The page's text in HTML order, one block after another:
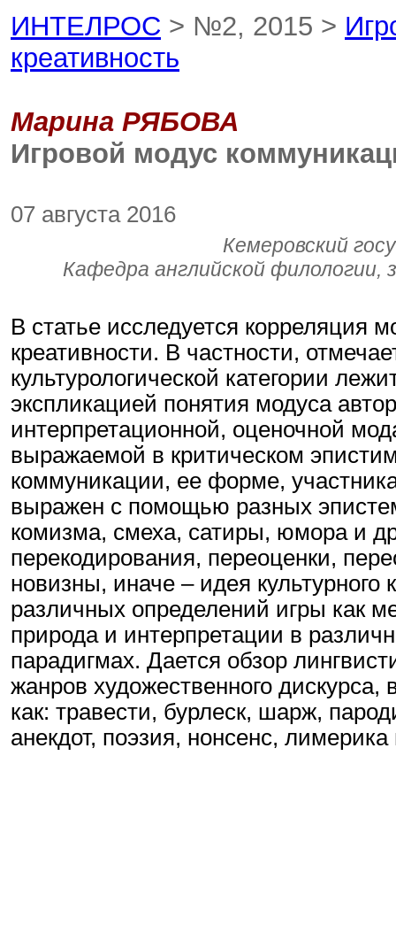
ИНТЕЛРОС > №2, 2015 >
креативность
Марина РЯБОВА
Игровой модус
07 августа 2016
Кемеровский
Кафедра английской филологии,
В статье исследуется корреляция
креативности. В частности,
культурологической категории
экспликацией понятия модуса
интерпретационной, оценочной
выражаемой в критическом
коммуникации, ее форме,
выражен с помощью разных
комизма, смеха, сатиры, юмора и
перекодирования, переоценки,
новизны, иначе – идея
различных определений игры как
природа и интерпретации в
парадигмах. Дается обзор
жанров художественного
как: травести, бурлеск, шарж,
анекдот, поэзия, нонсенс, лимерика